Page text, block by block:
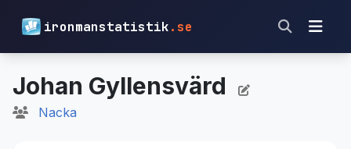
ironmanstatistik.se
Johan Gyllensvärd
Nacka